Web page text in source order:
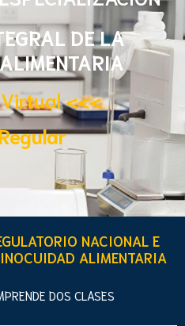
DE LA
<<<
NACIONAL E
ALIMENTARIA
DOS CLASES